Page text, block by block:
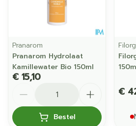
Pranarom
Pranarom Hydrolaat
Kamillewater Bio 150ml
€ 15,10
Bestel
€